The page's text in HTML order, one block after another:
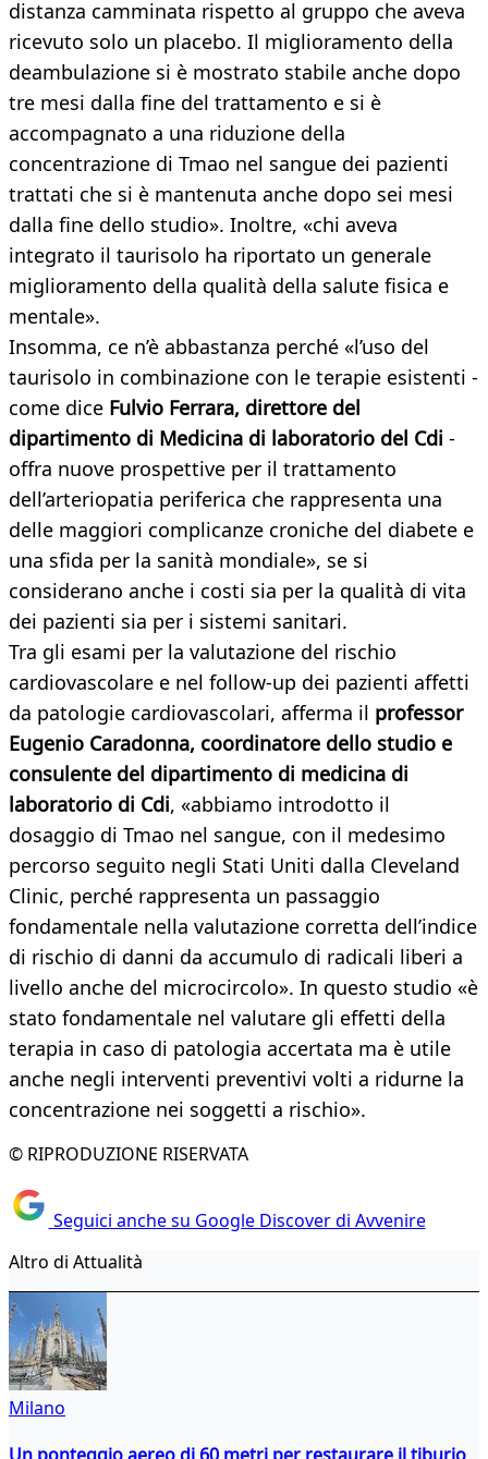
distanza camminata rispetto al gruppo che aveva
ricevuto solo un placebo. Il miglioramento della
deambulazione si è mostrato stabile anche dopo
tre mesi dalla fine del trattamento e si è
accompagnato a una riduzione della
concentrazione di Tmao nel sangue dei pazienti
trattati che si è mantenuta anche dopo sei mesi
dalla fine dello studio». Inoltre, «chi aveva
integrato il taurisolo ha riportato un generale
miglioramento della qualità della salute fisica e
mentale».
Insomma, ce n’è abbastanza perché «l’uso del
taurisolo in combinazione con le terapie esistenti -
come dice Fulvio Ferrara, direttore del
dipartimento di Medicina di laboratorio del Cdi -
offra nuove prospettive per il trattamento
dell’arteriopatia periferica che rappresenta una
delle maggiori complicanze croniche del diabete e
una sfida per la sanità mondiale», se si
considerano anche i costi sia per la qualità di vita
dei pazienti sia per i sistemi sanitari.
Tra gli esami per la valutazione del rischio
cardiovascolare e nel follow-up dei pazienti affetti
da patologie cardiovascolari, afferma il professor
Eugenio Caradonna, coordinatore dello studio e
consulente del dipartimento di medicina di
laboratorio di Cdi, «abbiamo introdotto il
dosaggio di Tmao nel sangue, con il medesimo
percorso seguito negli Stati Uniti dalla Cleveland
Clinic, perché rappresenta un passaggio
fondamentale nella valutazione corretta dell’indice
di rischio di danni da accumulo di radicali liberi a
livello anche del microcircolo». In questo studio «è
stato fondamentale nel valutare gli effetti della
terapia in caso di patologia accertata ma è utile
anche negli interventi preventivi volti a ridurne la
concentrazione nei soggetti a rischio».
© RIPRODUZIONE RISERVATA
Seguici anche su Google Discover di Avvenire
Altro di Attualità
Milano